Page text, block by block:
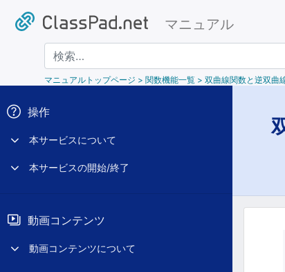
マニュアル
検索
マニュアルトップページ > 関数機能一覧 > 双曲線関数と逆双曲
操作
本サービスについて
本サービスの開始/終了
動画コンテンツ
動画コンテンツについて